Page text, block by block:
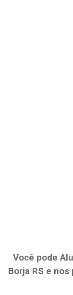
Você pode
Borja RS e nos